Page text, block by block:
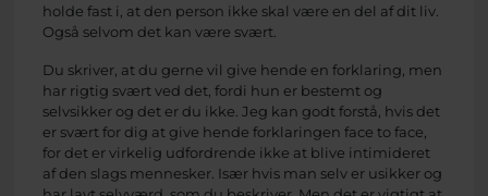
holde fast i, at den person ikke skal være en del af dit liv.
Også selvom det kan være svært.
Du skriver, at du gerne vil give hende en forklaring, men
har rigtig svært ved det, fordi hun er bestemt og
selvsikker og det er du ikke. Jeg kan godt forstå, hvis det
er svært for dig at give hende forklaringen face to face,
for det er virkelig udfordrende ikke at blive intimideret
af den slags mennesker. Især hvis man selv er usikker og